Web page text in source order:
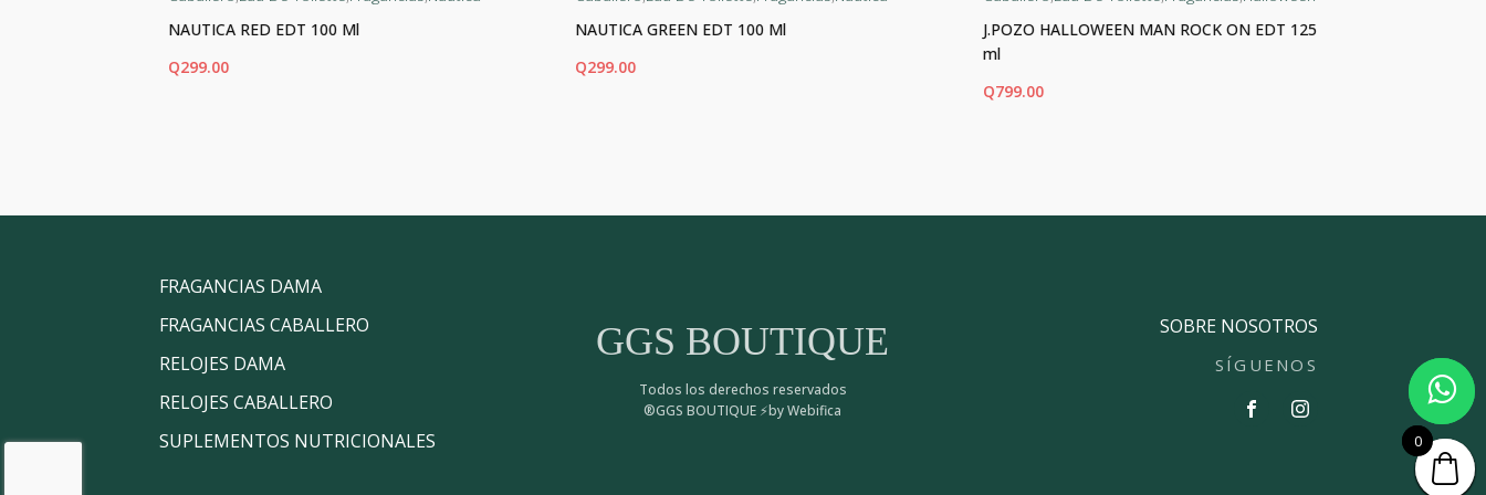
NAUTICA RED EDT 100 Ml
Q299.00
NAUTICA GREEN EDT 100 Ml
Q299.00
J.POZO HALLOWEEN MAN ROCK ON EDT 125
ml
Q799.00
FRAGANCIAS DAMA
FRAGANCIAS CABALLERO
RELOJES DAMA
RELOJES CABALLERO
SUPLEMENTOS NUTRICIONALES
GGS BOUTIQUE
Todos los derechos reservados
®GGS BOUTIQUE ⚡by Webifica
SOBRE NOSOTROS
SÍGUENOS
0
0